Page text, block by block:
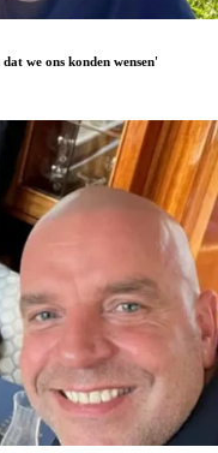
we ons konden wensen'